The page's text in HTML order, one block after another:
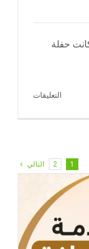
حفلة
التعليقات
لتنظيم
|
ضيافة
1
2 التالي